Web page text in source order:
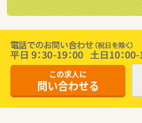
この求人に
問い合わせる